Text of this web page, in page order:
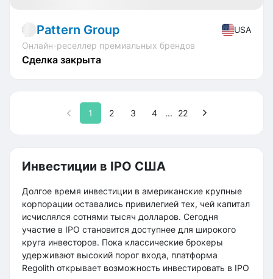
Pattern Group
USA
Онлайн-реселлер премиальных брендов
Сделка закрыта
1 2 3 4 ... 22
Инвестиции в IPO США
Долгое время инвестиции в американские крупные
корпорации оставались привилегией тех, чей капитал
исчислялся сотнями тысяч долларов. Сегодня
участие в IPO становится доступнее для широкого
круга инвесторов. Пока классические брокеры
удерживают высокий порог входа, платформа
Regolith открывает возможность инвестировать в IPO